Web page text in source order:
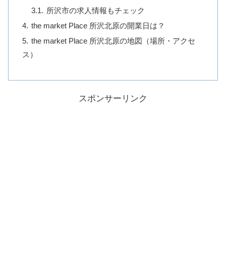
所沢市の求人情報もチェック
the market Place 所沢北原の開業日は？
the market Place 所沢北原の地図（場所・アクセ
ス）
スポンサーリンク